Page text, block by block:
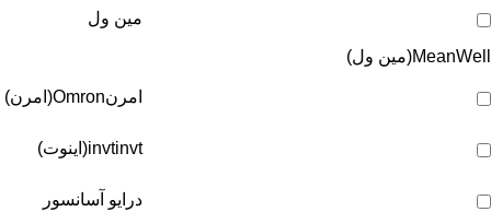
مین ول
MeanWell(مین ول)
امرنOmron(امرن)
invtinvt(اینوت)
درایو آسانسور